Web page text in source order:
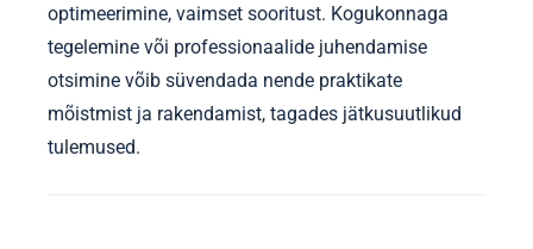
optimeerimine, vaimset sooritust. Kogukonnaga
tegelemine või professionaalide juhendamise
otsimine võib süvendada nende praktikate
mõistmist ja rakendamist, tagades jätkusuutlikud
tulemused.